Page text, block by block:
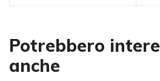
Potrebbero
anche